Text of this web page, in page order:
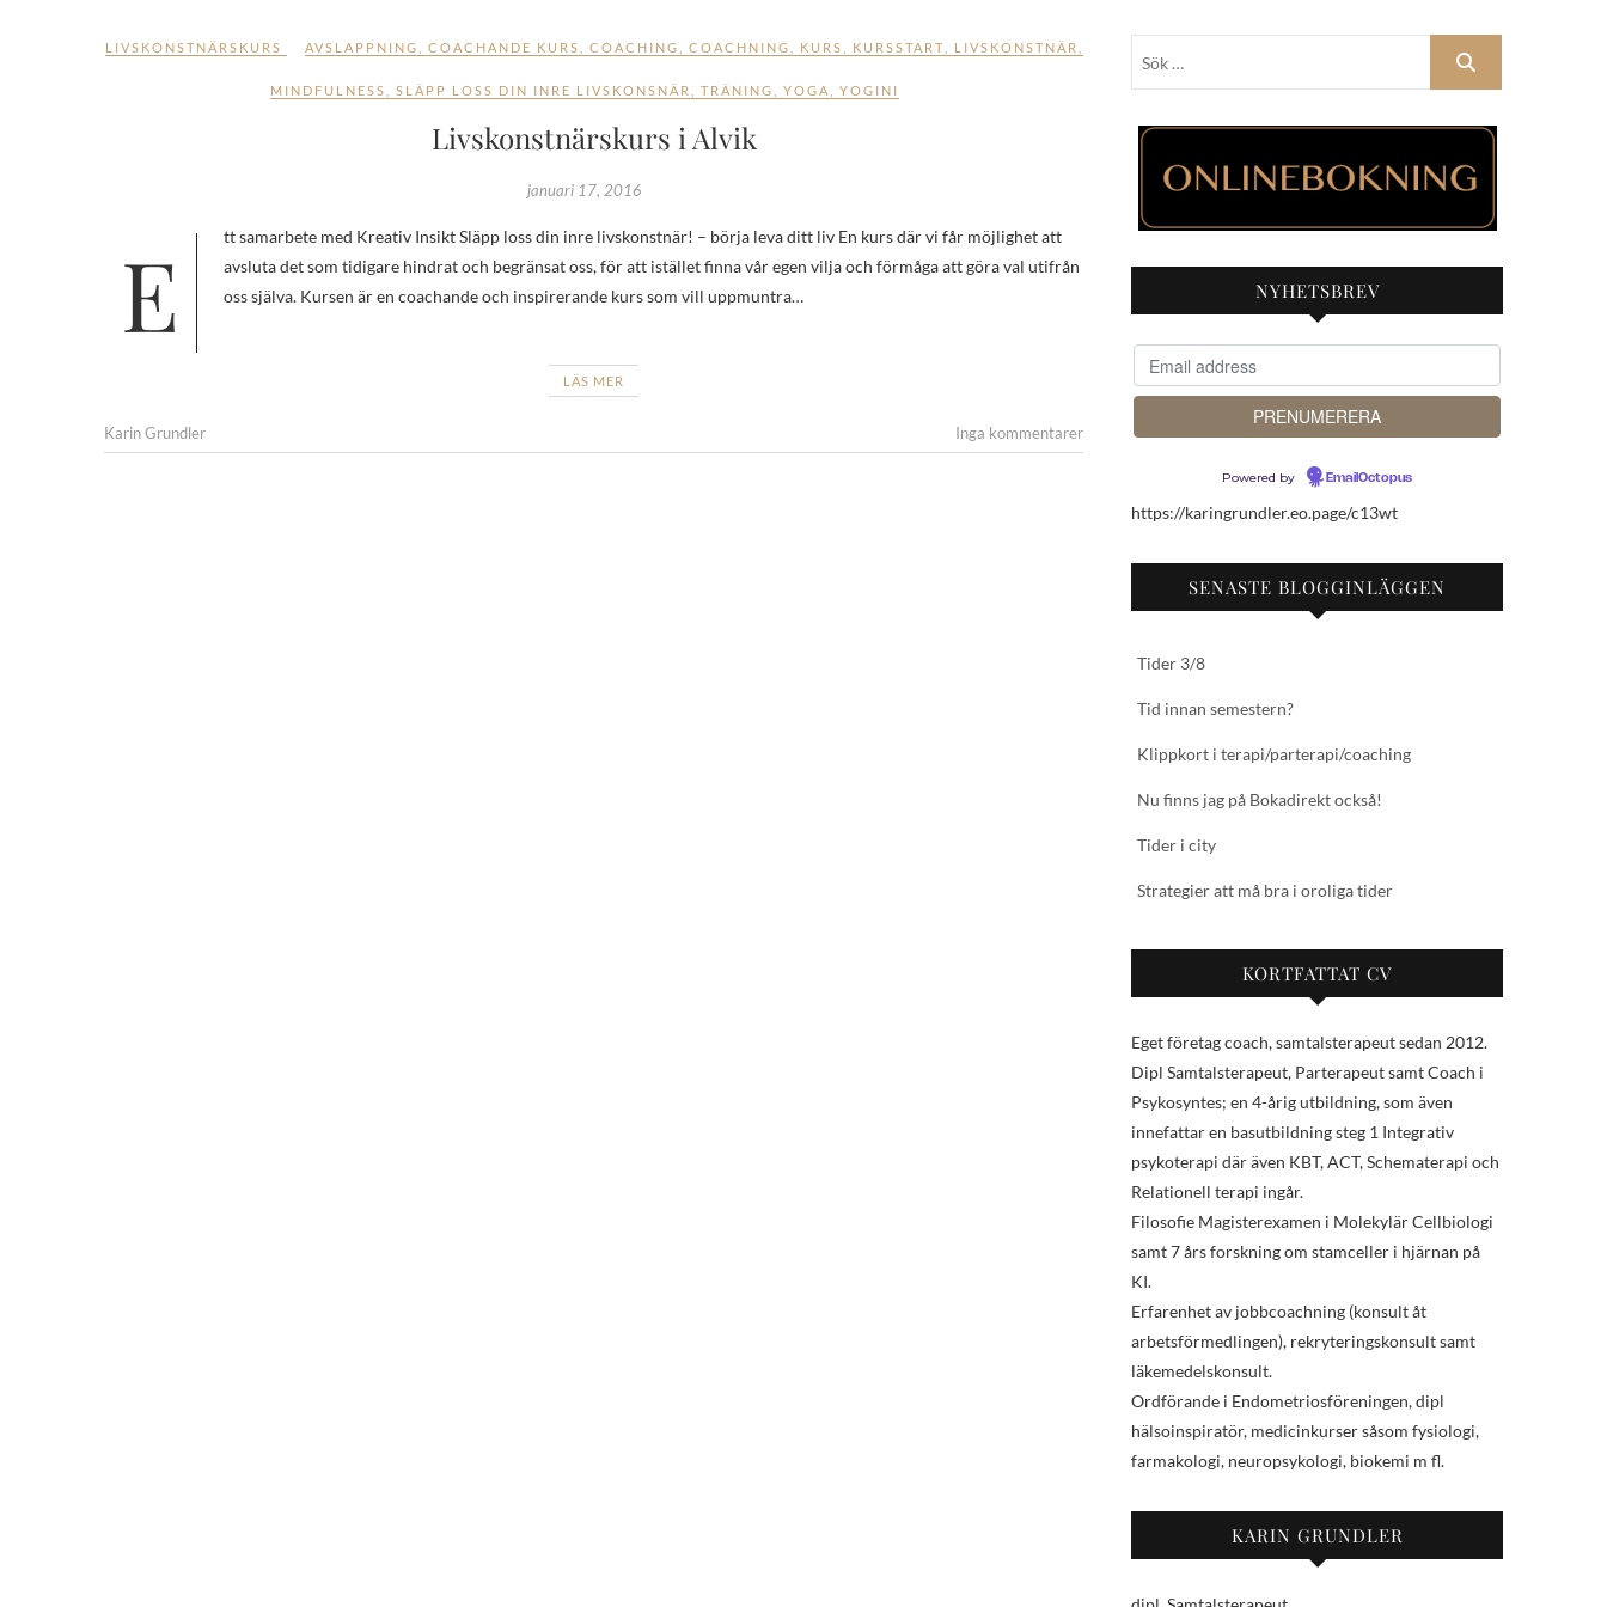
LIVSKONSTNÄRSKURS AVSLAPPNING COACHANDE KURS COACHING COACHNING KURS KURSSTART LIVSKONSTNÄR
MINDFULNESS SLÄPP LOSS DIN INRE LIVSKONSNÄR TRÄNING YOGA YOGINI
Livskonstnärskurs i Alvik
januari 17, 2016
Ett samarbete med Kreativ Insikt Släpp loss din inre livskonstnär! – börja leva ditt liv En kurs där vi får möjlighet att
avsluta det som tidigare hindrat och begränsat oss, för att istället finna vår egen vilja och förmåga att göra val utifrån
oss själva. Kursen är en coachande och inspirerande kurs som vill uppmuntra…
LÄS MER
Karin Grundler Inga kommentarer
NYHETSBREV
Powered by EmailOctopus
https://karingrundler.eo.page/c13wt
SENASTE BLOGGINLÄGGEN
Tider 3/8
Tid innan semestern?
Klippkort i terapi/parterapi/coaching
Nu finns jag på Bokadirekt också!
Tider i city
Strategier att må bra i oroliga tider
KORTFATTAT CV
Eget företag coach, samtalsterapeut sedan 2012.
Dipl Samtalsterapeut, Parterapeut samt Coach i
Psykosyntes; en 4-årig utbildning, som även
innefattar en basutbildning steg 1 Integrativ
psykoterapi där även KBT, ACT, Schematerapi och
Relationell terapi ingår.
Filosofie Magisterexamen i Molekylär Cellbiologi
samt 7 års forskning om stamceller i hjärnan på
KI.
Erfarenhet av jobbcoachning (konsult åt
arbetsförmedlingen), rekryteringskonsult samt
läkemedelskonsult.
Ordförande i Endometriosföreningen, dipl
hälsoinspiratör, medicinkurser såsom fysiologi,
farmakologi, neuropsykologi, biokemi m fl.
KARIN GRUNDLER